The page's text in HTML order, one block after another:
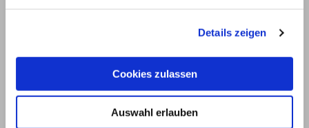
Details zeigen
Cookies zulassen
Auswahl erlauben
© 2026